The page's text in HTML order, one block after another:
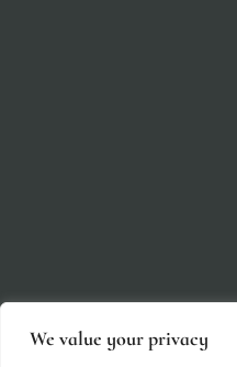
We value your privacy